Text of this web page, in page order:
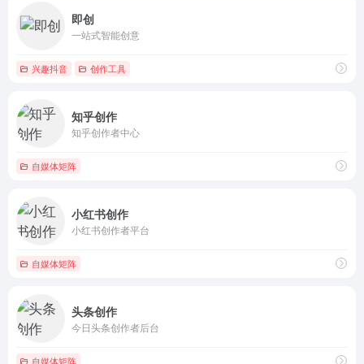
即创
一站式智能创意
兴趣抖音 创作工具
知乎创作
知乎创作者中心
自媒体矩阵
小红书创作
小红书创作者平台
自媒体矩阵
头条创作
今日头条创作者后台
自媒体矩阵